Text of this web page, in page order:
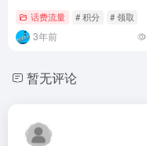
话费流量 # 积分 # 领取
3年前
暂无评论